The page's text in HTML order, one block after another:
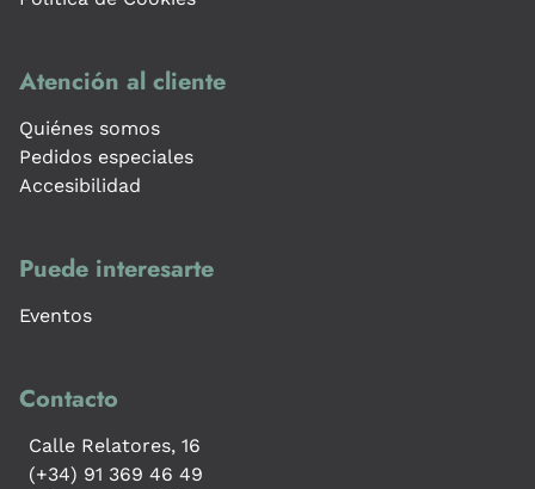
Atención al cliente
Quiénes somos
Pedidos especiales
Accesibilidad
Puede interesarte
Eventos
Contacto
Calle Relatores, 16
(+34) 91 369 46 49